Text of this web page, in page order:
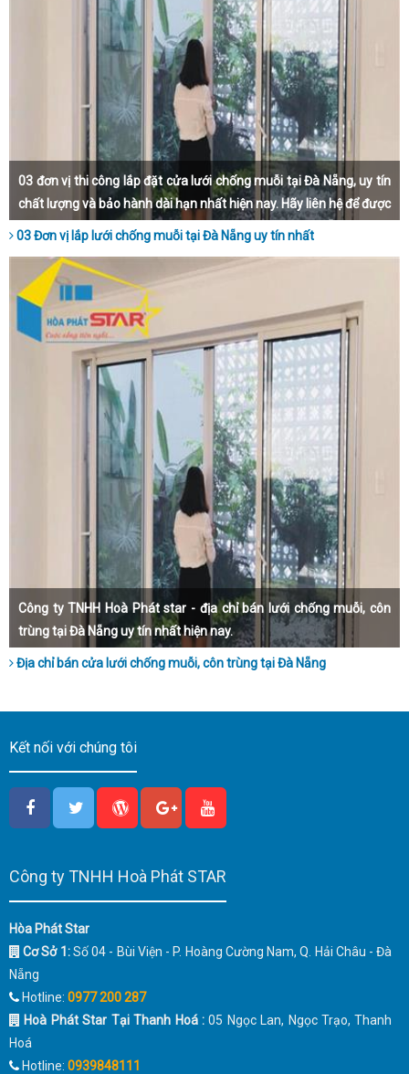
03 đơn vị thi công lắp đặt cửa lưới chống muỗi tại Đà Nẵng, uy tín
chất lượng và bảo hành dài hạn nhất hiện nay. Hãy liên hệ để được
lắp đặt nhanh nhất, đẹp nhất và giá thành rẻ nhất Đà Nẵng
03 Đơn vị lắp lưới chống muỗi tại Đà Nẵng uy tín nhất
Công ty TNHH Hoà Phát star - địa chỉ bán lưới chống muỗi, côn
trùng tại Đà Nẵng uy tín nhất hiện nay.
Địa chỉ bán cửa lưới chống muỗi, côn trùng tại Đà Nẵng
Kết nối với chúng tôi
Công ty TNHH Hoà Phát STAR
Hòa Phát Star
Cơ Sở 1:Số 04 - Bùi Viện - P. Hoàng Cường Nam, Q. Hải Châu - Đà
Nẵng
Hotline: 0977 200 287
Hoà Phát Star Tại Thanh Hoá :05 Ngọc Lan, Ngọc Trạo, Thanh
Hoá
Hotline: 0939848111